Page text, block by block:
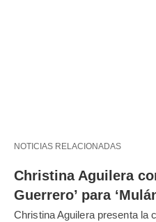
NOTICIAS RELACIONADAS
Christina Aguilera
Guerrero’ para
Christina Aguilera presenta la